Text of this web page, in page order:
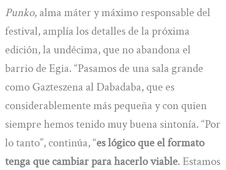
Punko, alma máter y máximo responsable del
festival, amplía los detalles de la próxima
edición, la undécima, que no abandona el
barrio de Egia. “Pasamos de una sala grande
como Gazteszena al Dabadaba, que es
considerablemente más pequeña y con quien
siempre hemos tenido muy buena sintonía. “Por
lo tanto”, continúa, “es lógico que el formato
tenga que cambiar para hacerlo viable. Estamos